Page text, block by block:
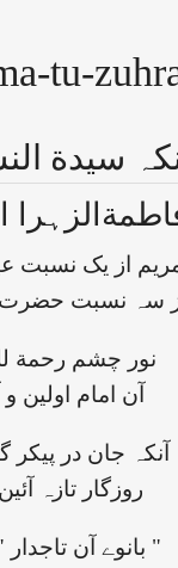
tu-
سیدة
از یک نسبت
سہ نسبت حضرت
نور چشم رحمة
آن امام اولین
آنکہ جان در پیکر
روزگار تازہ
بانوے آن تاجدار "ہل اتی "